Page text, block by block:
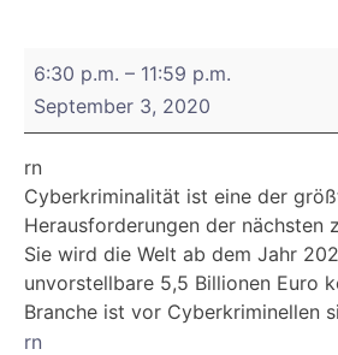
Podiumsdiskussion
Buchpräsentation
et
of
Crimes"
mit
Gerald
Reischl
6:30 p.m. – 11:59 p.m.
September 3, 2020
rn
Cyberkriminalität ist eine der
Herausforderungen der nächsten
Sie wird die Welt ab dem Jahr
unvorstellbare 5,5 Billionen Euro
Branche ist vor Cyberkriminellen
rn